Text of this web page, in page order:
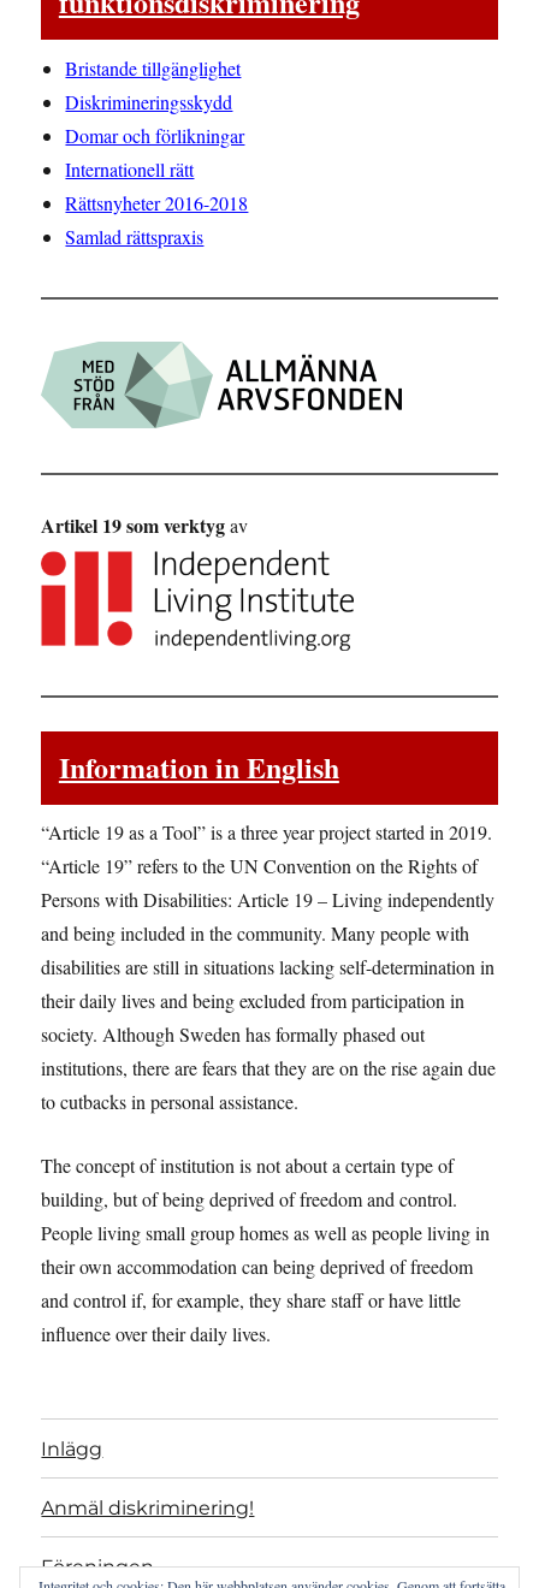
Bristande tillgänglighet
Diskrimineringsskydd
Domar och förlikningar
Internationell rätt
Rättsnyheter 2016-2018
Samlad rättspraxis
Artikel 19 som verktygav
Information in English
“Article 19 as a Tool” is a three year project started in 2019.
“Article 19” refers to the UN Convention on the Rights of
Persons with Disabilities: Article 19 – Living independently
and being included in the community. Many people with
disabilities are still in situations lacking self-determination in
their daily lives and being excluded from participation in
society. Although Sweden has formally phased out
institutions, there are fears that they are on the rise again due
to cutbacks in personal assistance.
The concept of institution is not about a certain type of
building, but of being deprived of freedom and control.
People living small group homes as well as people living in
their own accommodation can being deprived of freedom
and control if, for example, they share staff or have little
influence over their daily lives.
Inlägg
Anmäl diskriminering!
Föreningen